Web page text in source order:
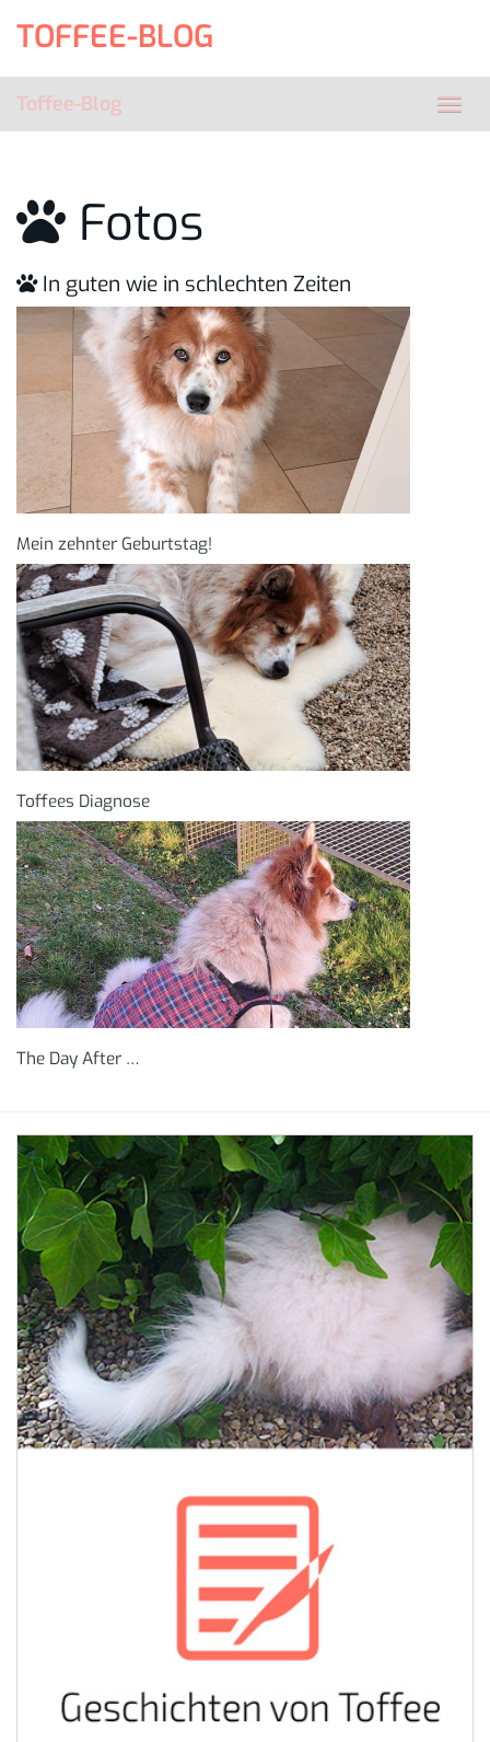
main
content
TOFFEE-BLOG
Toffee-Blog
Fotos
In guten wie in schlechten Zeiten
Mein zehnter Geburtstag!
Toffees Diagnose
The Day After …